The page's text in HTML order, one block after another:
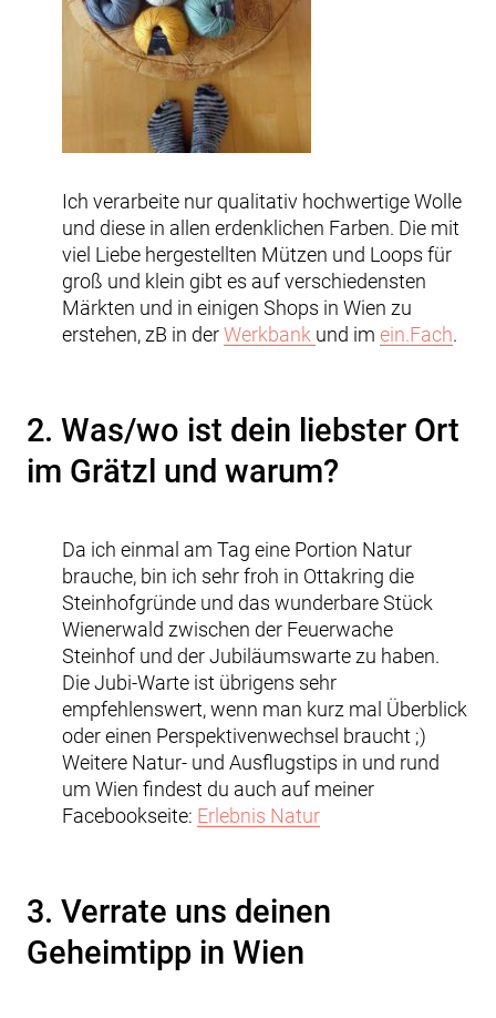
Ich verarbeite nur qualitativ hochwertige Wolle
und diese in allen erdenklichen Farben. Die mit
viel Liebe hergestellten Mützen und Loops für
groß und klein gibt es auf verschiedensten
Märkten und in einigen Shops in Wien zu
erstehen, zB in derWerkbank und im ein.Fach.
2. Was/wo ist dein liebster Ort
im Grätzl und warum?
Da ich einmal am Tag eine Portion Natur
brauche, bin ich sehr froh in Ottakring die
Steinhofgründe und das wunderbare Stück
Wienerwald zwischen der Feuerwache
Steinhof und der Jubiläumswarte zu haben.
Die Jubi-Warte ist übrigens sehr
empfehlenswert, wenn man kurz mal Überblick
oder einen Perspektivenwechsel braucht ;)
Weitere Natur- und Ausflugstips in und rund
um Wien findest du auch auf meiner
Facebookseite: Erlebnis Natur
3. Verrate uns deinen
Geheimtipp in Wien